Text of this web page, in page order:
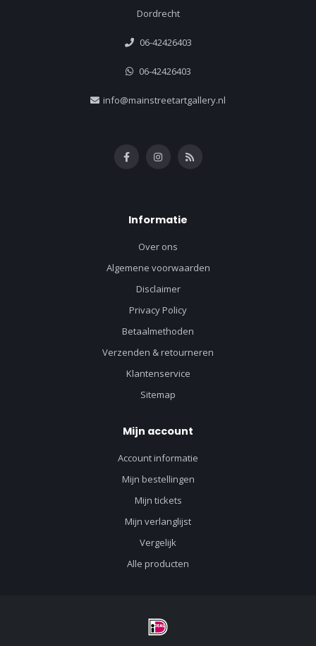
Dordrecht
06-42426403
06-42426403
info@mainstreetartgallery.nl
Informatie
Over ons
Algemene voorwaarden
Disclaimer
Privacy Policy
Betaalmethoden
Verzenden & retourneren
Klantenservice
Sitemap
Mijn account
Account informatie
Mijn bestellingen
Mijn tickets
Mijn verlanglijst
Vergelijk
Alle producten